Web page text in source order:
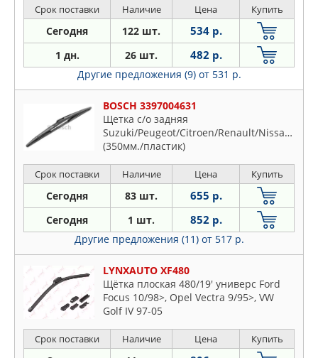
Срок поставки Наличие Цена Купить
Сегодня 122 шт. 534 р.
1 дн. 26 шт. 482 р.
Другие предложения (9) от 531 р.
BOSCH 3397004631
Щетка с/о задняя
Suzuki/Peugeot/Citroen/Renault/Nissan/GM
(350мм./пластик)
Срок поставки Наличие Цена Купить
Сегодня 83 шт. 655 р.
Сегодня 1 шт. 852 р.
Другие предложения (11) от 517 р.
LYNXAUTO XF480
Щётка плоская 480/19' универс Ford
Focus 10/98>, Opel Vectra 9/95>, VW
Golf IV 97-05
Срок поставки Наличие Цена Купить